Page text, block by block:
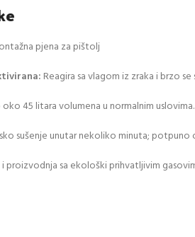
pjena za pištolj
Reagira sa vlagom iz zraka i brzo
45 litara volumena u normalnim uslovima.
sušenje unutar nekoliko minuta; potpuno
proizvodnja sa ekološki prihvatljivim